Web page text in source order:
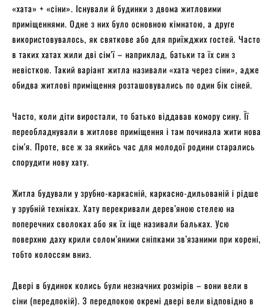
«хата» + «сіни». Існували й будинки з двома житловими
приміщеннями. Одне з них було основною кімнатою, а друге
використовувалось, як святкове або для приїжджих гостей. Часто
в таких хатах жили дві сім’ї – наприклад, батьки та їх син з
невісткою. Такий варіант житла називали «хата через сіни», адже
обидва житлові приміщення розташовувались по один бік сіней.
Часто, коли діти виростали, то батько віддавав комору сину. Її
переобладнували в житлове приміщення і там починала жити нова
сім’я. Проте, все ж за якийсь час для молодої родини старались
спорудити нову хату.
Житла будували у зрубно-каркасній, каркасно-дильованій і рідше
у зрубній техніках. Хату перекривали дерев’яною стелею на
поперечних сволоках або як їх іще називали бальках. Усю
поверхню даху крили солом’яними сніпками зв’язаними при корені,
тобто колоссям вниз.
Двері в будинок колись були незначних розмірів – вони вели в
сіни (передпокій). З передпокою окремі двері вели відповідно в